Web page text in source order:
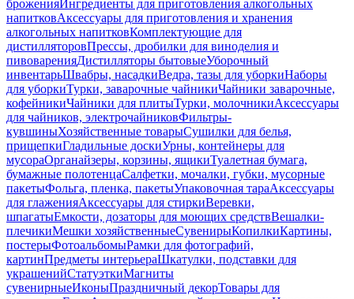
броженияИнгредиенты для приготовления алкогольных
напитковАксессуары для приготовления и хранения
алкогольных напитковКомплектующие для
дистилляторовПрессы, дробилки для виноделия и
пивоваренияДистилляторы бытовыеУборочный
инвентарьШвабры, насадкиВедра, тазы для уборкиНаборы
для уборкиТурки, заварочные чайникиЧайники заварочные,
кофейникиЧайники для плитыТурки, молочникиАксессуары
для чайников, электрочайниковФильтры-
кувшиныХозяйственные товарыСушилки для белья,
прищепкиГладильные доскиУрны, контейнеры для
мусораОрганайзеры, корзины, ящикиТуалетная бумага,
бумажные полотенцаСалфетки, мочалки, губки, мусорные
пакетыФольга, пленка, пакетыУпаковочная тараАксессуары
для глаженияАксессуары для стиркиВеревки,
шпагатыЕмкости, дозаторы для моющих средствВешалки-
плечикиМешки хозяйственныеСувенирыКопилкиКартины,
постерыФотоальбомыРамки для фотографий,
картинПредметы интерьераШкатулки, подставки для
украшенийСтатуэткиМагниты
сувенирныеИконыПраздничный декорТовары для